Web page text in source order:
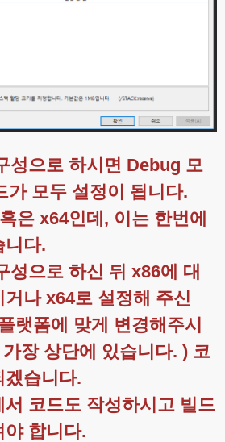
성으로 하시면 Debug 모
가 모두 설정이 됩니다.
은 x64인데, 이는 한번에
니다.
으로 하신 뒤 x86에 대
나 x64로 설정해 주신
랫폼에 맞게 변경해주시
장 상단에 있습니다. ) 코
겠습니다.
코드도 작성하시고 빌드
야 합니다.